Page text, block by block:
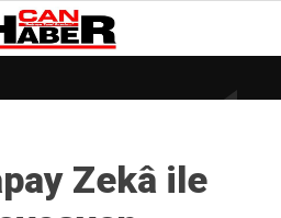
17.9°
Zekâ ile